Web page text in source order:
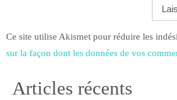
Ce site utilise Akismet pour réduire les
sur la façon dont les données de vos
Articles récents